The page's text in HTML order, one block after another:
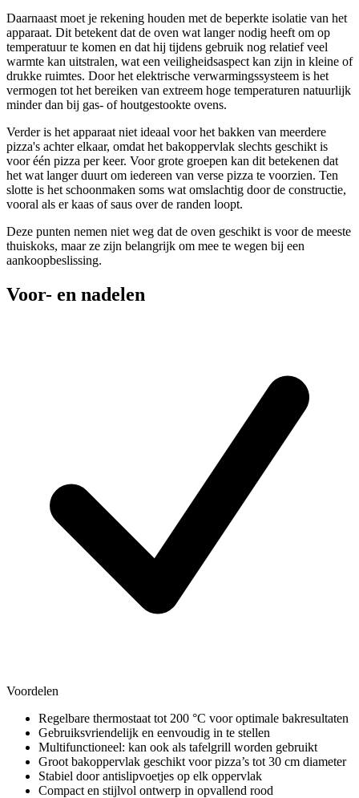
Daarnaast moet je rekening houden met de beperkte isolatie van het
apparaat. Dit betekent dat de oven wat langer nodig heeft om op
temperatuur te komen en dat hij tijdens gebruik nog relatief veel
warmte kan uitstralen, wat een veiligheidsaspect kan zijn in kleine of
drukke ruimtes. Door het elektrische verwarmingssysteem is het
vermogen tot het bereiken van extreem hoge temperaturen natuurlijk
minder dan bij gas- of houtgestookte ovens.
Verder is het apparaat niet ideaal voor het bakken van meerdere
pizza's achter elkaar, omdat het bakoppervlak slechts geschikt is
voor één pizza per keer. Voor grote groepen kan dit betekenen dat
het wat langer duurt om iedereen van verse pizza te voorzien. Ten
slotte is het schoonmaken soms wat omslachtig door de constructie,
vooral als er kaas of saus over de randen loopt.
Deze punten nemen niet weg dat de oven geschikt is voor de meeste
thuiskoks, maar ze zijn belangrijk om mee te wegen bij een
aankoopbeslissing.
Voor- en nadelen
Voordelen
Regelbare thermostaat tot 200 °C voor optimale bakresultaten
Gebruiksvriendelijk en eenvoudig in te stellen
Multifunctioneel: kan ook als tafelgrill worden gebruikt
Groot bakoppervlak geschikt voor pizza’s tot 30 cm diameter
Stabiel door antislipvoetjes op elk oppervlak
Compact en stijlvol ontwerp in opvallend rood